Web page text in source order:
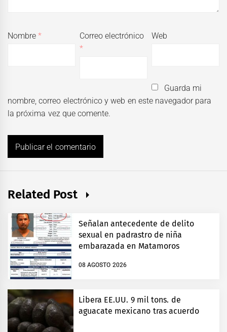
Nombre*
Correo electrónico
*
Web
Guarda mi
nombre, correo electrónico y web en este navegador para
la próxima vez que comente.
Related Post
Señalan antecedente de delito
sexual en padrastro de niña
embarazada en Matamoros
08 AGOSTO 2026
Libera EE.UU. 9 mil tons. de
aguacate mexicano tras acuerdo